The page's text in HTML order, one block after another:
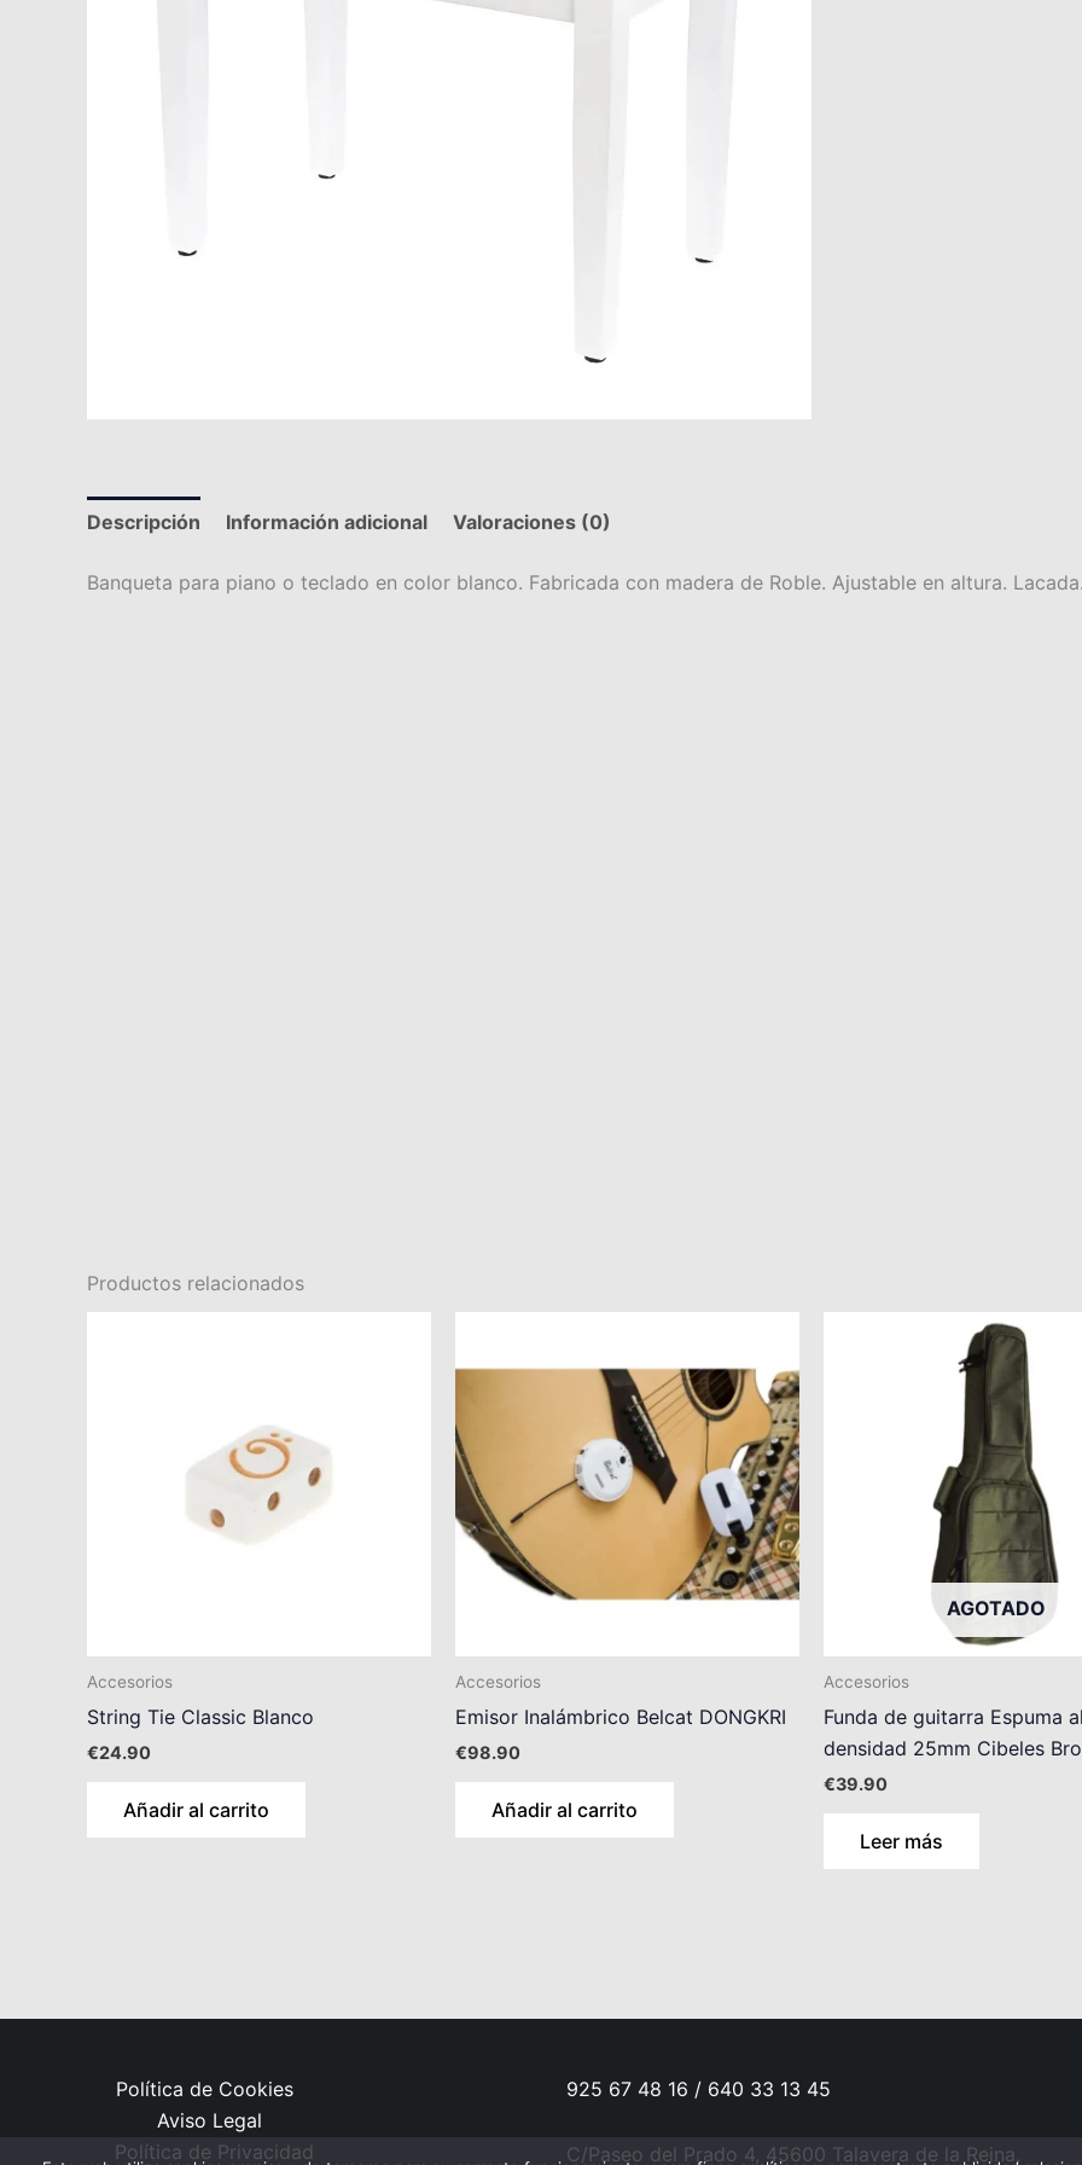
Descripción Información adicional Valoraciones (0)
Banqueta para piano o teclado en color blanco. Fabricada con madera de Roble. Ajustable en altura.
Productos relacionados
Accesorios
String Tie Classic Blanco
€24.90
Añadir al carrito
Accesorios
Emisor Inalámbrico Belcat DONGKRI
€98.90
Añadir al carrito
AGOTADO
Accesorios
Funda de guitarra Espuma
densidad 25mm Cibeles
€39.90
Leer más
Política de Cookies
Aviso Legal
Política de Privacidad
925 67 48 16 / 640 33 13 45
C/Paseo del Prado 4, 45600 Talavera de la Reina,